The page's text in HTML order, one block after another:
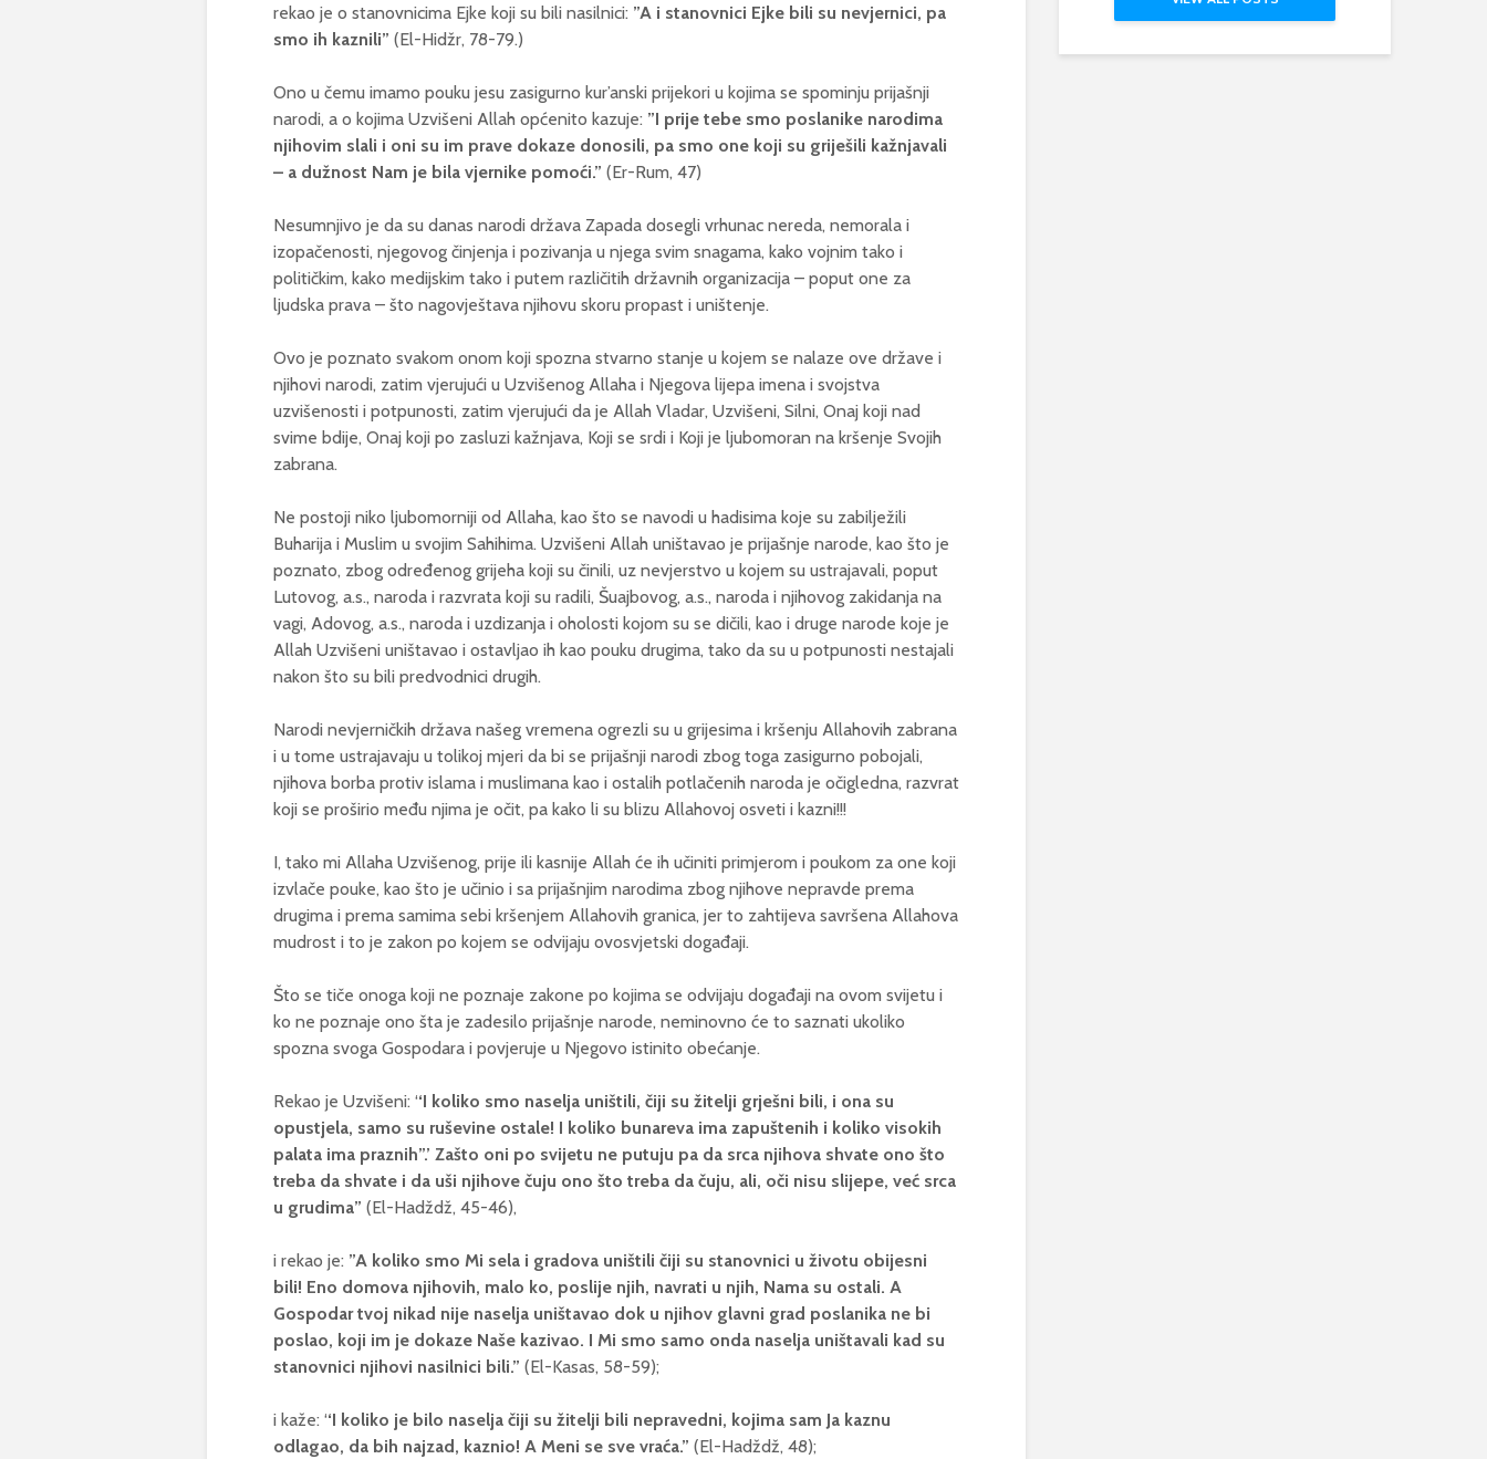
rekao je o stanovnicima Ejke koji su bili nasilnici: ”A i stanovnici Ejke bili su nevjernici, pa
smo ih kaznili” (El-Hidžr, 78-79.)
Ono u čemu imamo pouku jesu zasigurno kur’anski prijekori u kojima se spominju prijašnji
narodi, a o kojima Uzvišeni Allah općenito kazuje: ”I prije tebe smo poslanike narodima
njihovim slali i oni su im prave dokaze donosili, pa smo one koji su griješili kažnjavali
– a dužnost Nam je bila vjernike pomoći.” (Er-Rum, 47)
Nesumnjivo je da su danas narodi država Zapada dosegli vrhunac nereda, nemorala i
izopačenosti, njegovog činjenja i pozivanja u njega svim snagama, kako vojnim tako i
političkim, kako medijskim tako i putem različitih državnih organizacija – poput one za
ljudska prava – što nagovještava njihovu skoru propast i uništenje.
Ovo je poznato svakom onom koji spozna stvarno stanje u kojem se nalaze ove države i
njihovi narodi, zatim vjerujući u Uzvišenog Allaha i Njegova lijepa imena i svojstva
uzvišenosti i potpunosti, zatim vjerujući da je Allah Vladar, Uzvišeni, Silni, Onaj koji nad
svime bdije, Onaj koji po zasluzi kažnjava, Koji se srdi i Koji je ljubomoran na kršenje Svojih
zabrana.
Ne postoji niko ljubomorniji od Allaha, kao što se navodi u hadisima koje su zabilježili
Buharija i Muslim u svojim Sahihima. Uzvišeni Allah uništavao je prijašnje narode, kao što je
poznato, zbog određenog grijeha koji su činili, uz nevjerstvo u kojem su ustrajavali, poput
Lutovog, a.s., naroda i razvrata koji su radili, Šuajbovog, a.s., naroda i njihovog zakidanja na
vagi, Adovog, a.s., naroda i uzdizanja i oholosti kojom su se dičili, kao i druge narode koje je
Allah Uzvišeni uništavao i ostavljao ih kao pouku drugima, tako da su u potpunosti nestajali
nakon što su bili predvodnici drugih.
Narodi nevjerničkih država našeg vremena ogrezli su u grijesima i kršenju Allahovih zabrana
i u tome ustrajavaju u tolikoj mjeri da bi se prijašnji narodi zbog toga zasigurno pobojali,
njihova borba protiv islama i muslimana kao i ostalih potlačenih naroda je očigledna, razvrat
koji se proširio među njima je očit, pa kako li su blizu Allahovoj osveti i kazni!!!
I, tako mi Allaha Uzvišenog, prije ili kasnije Allah će ih učiniti primjerom i poukom za one koji
izvlače pouke, kao što je učinio i sa prijašnjim narodima zbog njihove nepravde prema
drugima i prema samima sebi kršenjem Allahovih granica, jer to zahtijeva savršena Allahova
mudrost i to je zakon po kojem se odvijaju ovosvjetski događaji.
Što se tiče onoga koji ne poznaje zakone po kojima se odvijaju događaji na ovom svijetu i
ko ne poznaje ono šta je zadesilo prijašnje narode, neminovno će to saznati ukoliko
spozna svoga Gospodara i povjeruje u Njegovo istinito obećanje.
Rekao je Uzvišeni: ‘‘I koliko smo naselja uništili, čiji su žitelji grješni bili, i ona su
opustjela, samo su ruševine ostale! I koliko bunareva ima zapuštenih i koliko visokih
palata ima praznih”.’ Zašto oni po svijetu ne putuju pa da srca njihova shvate ono što
treba da shvate i da uši njihove čuju ono što treba da čuju, ali, oči nisu slijepe, već srca
u grudima” (El-Hadždž, 45-46),
i rekao je: ”A koliko smo Mi sela i gradova uništili čiji su stanovnici u životu obijesni
bili! Eno domova njihovih, malo ko, poslije njih, navrati u njih, Nama su ostali. A
Gospodar tvoj nikad nije naselja uništavao dok u njihov glavni grad poslanika ne bi
poslao, koji im je dokaze Naše kazivao. I Mi smo samo onda naselja uništavali kad su
stanovnici njihovi nasilnici bili.” (El-Kasas, 58-59);
i kaže: ‘‘I koliko je bilo naselja čiji su žitelji bili nepravedni, kojima sam Ja kaznu
odlagao, da bih najzad, kaznio! A Meni se sve vraća.” (El-Hadždž, 48);